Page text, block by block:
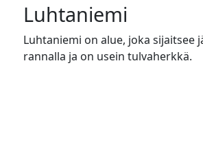
Luhtaniemi
Luhtaniemi on alue, joka sijaitsee
rannalla ja on usein tulvaherkkä.